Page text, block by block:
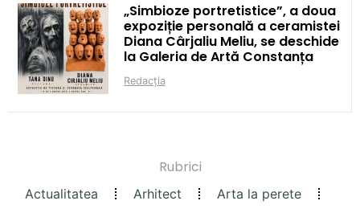
„Simbioze portretistice”, a doua
expoziție personală a ceramistei
Diana Cârjaliu Meliu, se deschide
la Galeria de Artă Constanța
Redacția
Rubrici
Actualitatea Arhitect
Arta la perete